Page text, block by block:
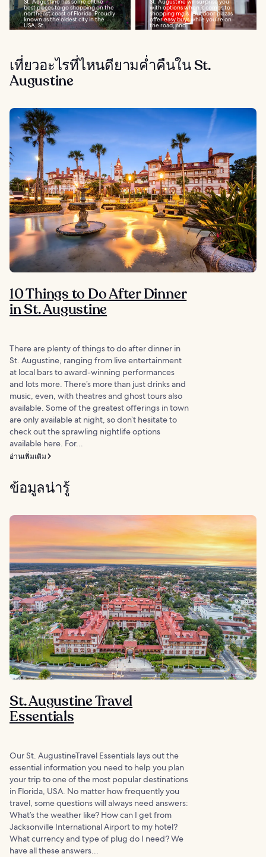
St. Augustine has some of the
best places to go shopping on the
northeast coast of Florida. Proudly
known as the oldest city in the
USA, St...
St. Augustine will surprise you
with options when it comes to
shopping malls. Outdoor plazas
offer easy buys while you’re on
the road, and...
เที่ยวอะไรที่ไหนดียามค่ำคืนใน St.
Augustine
10 Things to Do After Dinner
in St. Augustine
There are plenty of things to do after dinner in
St. Augustine, ranging from live entertainment
at local bars to award-winning performances
and lots more. There’s more than just drinks and
music, even, with theatres and ghost tours also
available. Some of the greatest offerings in town
are only available at night, so don’t hesitate to
check out the sprawling nightlife options
available here. For...
อ่านเพิ่มเติม
ข้อมูลน่ารู้
St. Augustine Travel
Essentials
Our St. AugustineTravel Essentials lays out the
essential information you need to help you plan
your trip to one of the most popular destinations
in Florida, USA. No matter how frequently you
travel, some questions will always need answers:
What’s the weather like? How can I get from
Jacksonville International Airport to my hotel?
What currency and type of plug do I need? We
have all these answers...